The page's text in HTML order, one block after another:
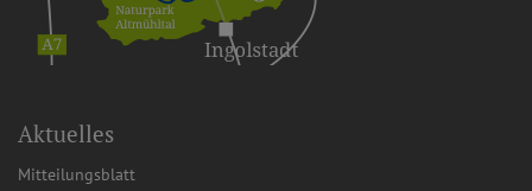
Aktuelles
Mitteilungsblatt